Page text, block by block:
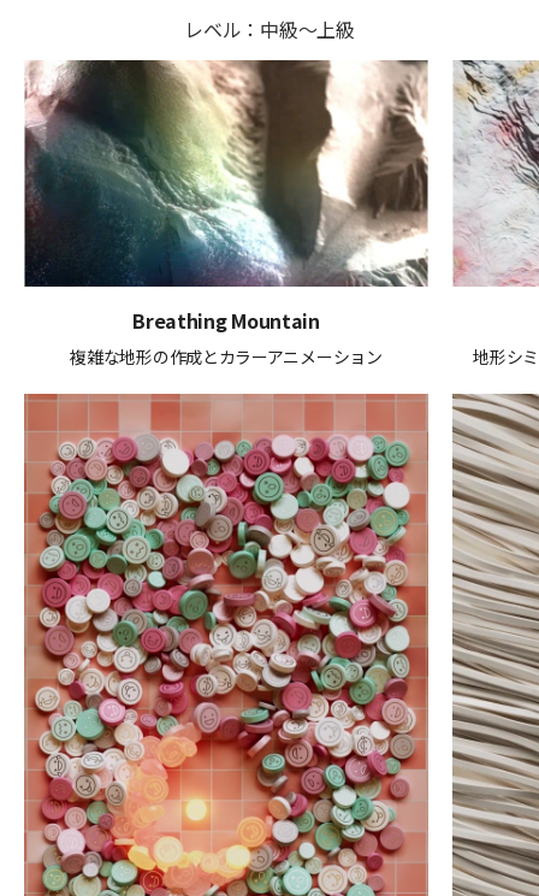
レベル：中級～上級
Breathing Mountain
複雑な地形の作成とカラーアニメーション 地形シ